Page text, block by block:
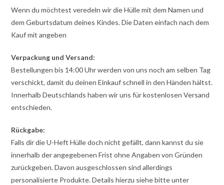
Wenn du möchtest veredeln wir die Hülle mit dem Namen und
dem Geburtsdatum deines Kindes. Die Daten einfach nach dem
Kauf mit angeben
Verpackung und Versand:
Bestellungen bis 14:00 Uhr werden von uns noch am selben Tag
verschickt, damit du deinen Einkauf schnell in den Händen hältst.
Innerhalb Deutschlands haben wir uns für kostenlosen Versand
entschieden.
Rückgabe:
Falls dir die U-Heft Hülle doch nicht gefällt, dann kannst du sie
innerhalb der angegebenen Frist ohne Angaben von Gründen
zurückgeben. Davon ausgeschlossen sind allerdings
personalisierte Produkte. Details hierzu siehe bitte unter